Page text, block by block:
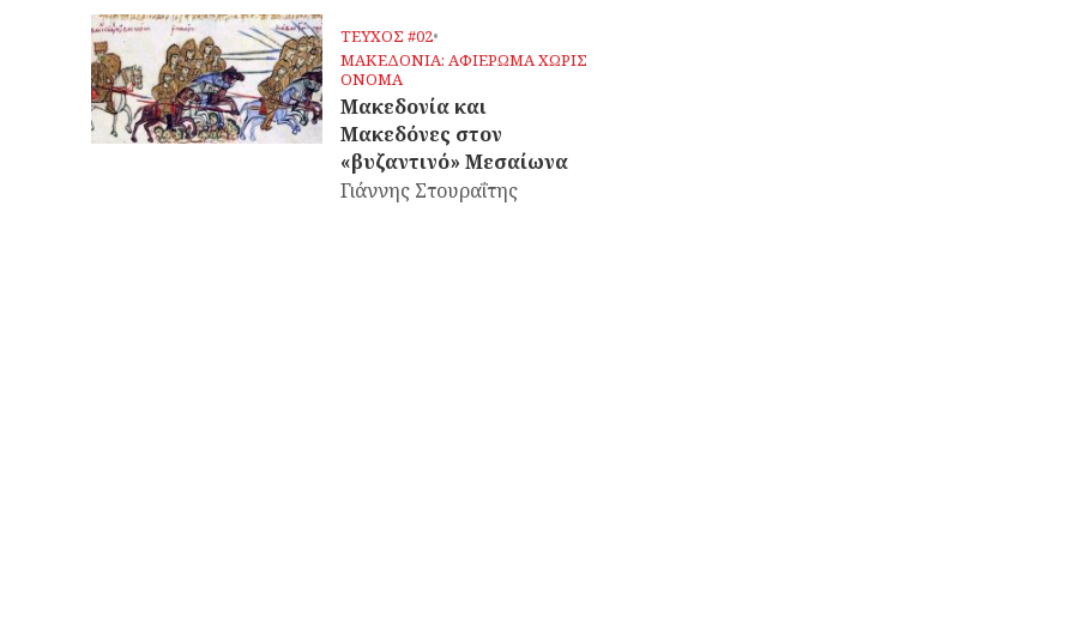
ΤΕΥΧΟΣ #02•
ΜΑΚΕΔΟΝΙΑ: ΑΦΙΕΡΩΜΑ ΧΩΡΙΣ
ΟΝΟΜΑ
Μακεδονία και
Μακεδόνες στον
«βυζαντινό» Μεσαίωνα
Γιάννης Στουραΐτης